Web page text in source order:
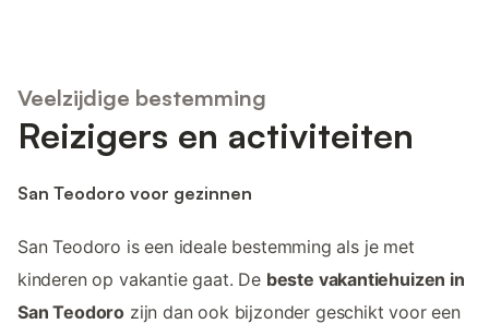
Veelzijdige bestemming
Reizigers en activiteiten
San Teodoro voor gezinnen
San Teodoro is een ideale bestemming als je met
kinderen op vakantie gaat. De beste vakantiehuizen in
San Teodoro zijn dan ook bijzonder geschikt voor een